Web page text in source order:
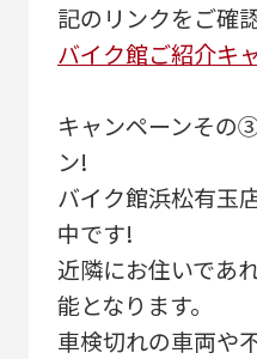
記のリンクをご確
バイク館ご紹介キ
キャンペーンその
ン!
バイク館浜松有玉
中です!
近隣にお住いであ
能となります。
車検切れの車両や